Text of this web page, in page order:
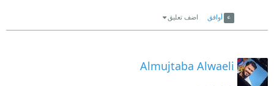
أوافق اضف تعليق
Almujtaba Alwaeli